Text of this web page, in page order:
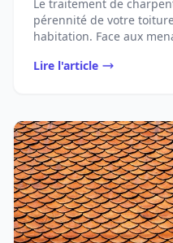
Le traitement de
pérennité de votre
habitation. Face aux
Lire l'article